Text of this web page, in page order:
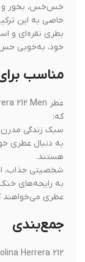
خس‌خس، بخور و
خاصی به این ترکیب
خود، به‌خوبی حس
مناسب برای
سبک زندگی مدرن،
به دنبال عطری
هستند.
شخصیتی جذاب،
به رایحه‌های خنک و
عطری می‌خواهند که
جمع‌بندی